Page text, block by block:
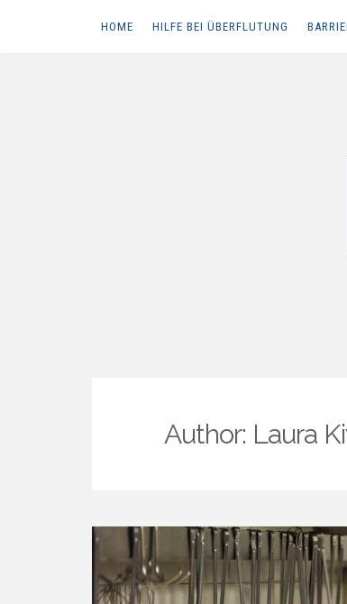
HOME HILFE BEI ÜBERFLUTUNG
Author: Laura